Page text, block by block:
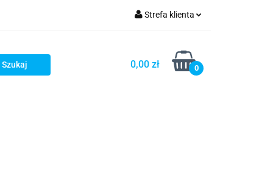
Strefa klienta
Zarejestruj się
0,00 zł 0